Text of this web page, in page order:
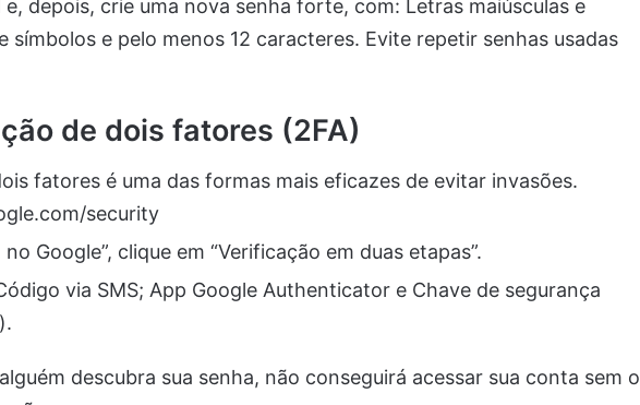
e, depois, crie uma nova senha forte, com: Letras maiúsculas e
símbolos e pelo menos 12 caracteres. Evite repetir senhas usadas
de dois fatores (2FA)
fatores é uma das formas mais eficazes de evitar invasões.
security
Google”, clique em “Verificação em duas etapas”.
via SMS; App Google Authenticator e Chave de segurança
descubra sua senha, não conseguirá acessar sua conta sem o